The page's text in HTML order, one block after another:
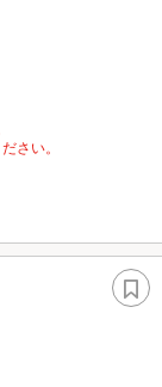
さい。